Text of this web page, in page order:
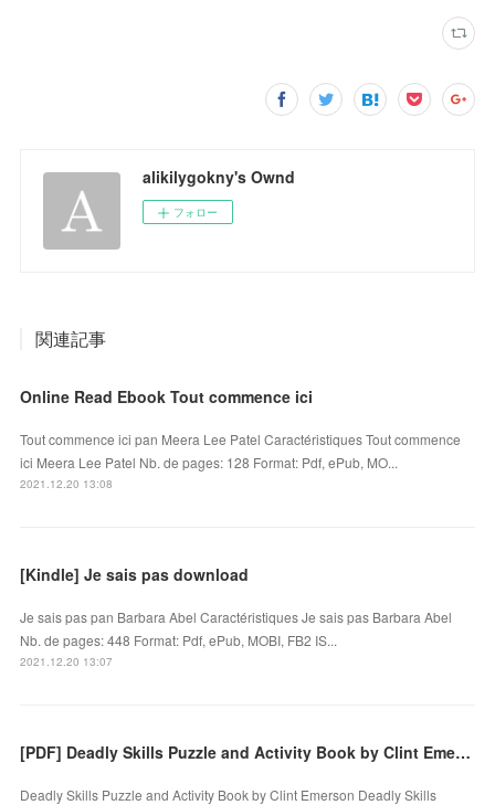
alikilygokny's Ownd
フォロー
関連記事
Online Read Ebook Tout commence ici
Tout commence ici pan Meera Lee Patel Caractéristiques Tout commence
ici Meera Lee Patel Nb. de pages: 128 Format: Pdf, ePub, MO...
2021.12.20 13:08
[Kindle] Je sais pas download
Je sais pas pan Barbara Abel Caractéristiques Je sais pas Barbara Abel
Nb. de pages: 448 Format: Pdf, ePub, MOBI, FB2 IS...
2021.12.20 13:07
[PDF] Deadly Skills Puzzle and Activity Book by Clint Emerson
Deadly Skills Puzzle and Activity Book by Clint Emerson Deadly Skills